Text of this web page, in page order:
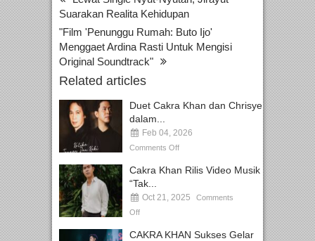
Suarakan Realita Kehidupan
"Film 'Penunggu Rumah: Buto Ijo'
Menggaet Ardina Rasti Untuk Mengisi
Original Soundtrack"
Related articles
Duet Cakra Khan dan Chrisye
dalam...
Feb 04, 2026
Comments Off
Cakra Khan Rilis Video Musik
“Tak...
Oct 21, 2025
Comments
Off
CAKRA KHAN Sukses Gelar